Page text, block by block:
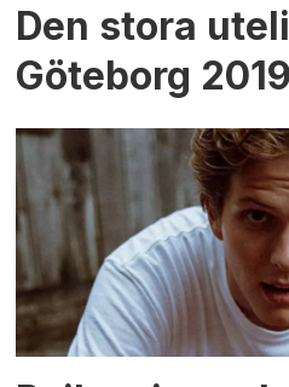
Den stora
Göteborg 2019